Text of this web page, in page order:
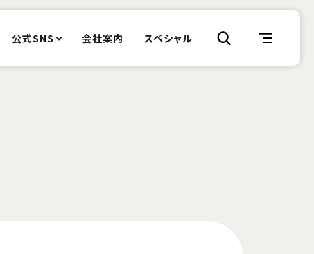
公式SNS 会社案内 スペシャル